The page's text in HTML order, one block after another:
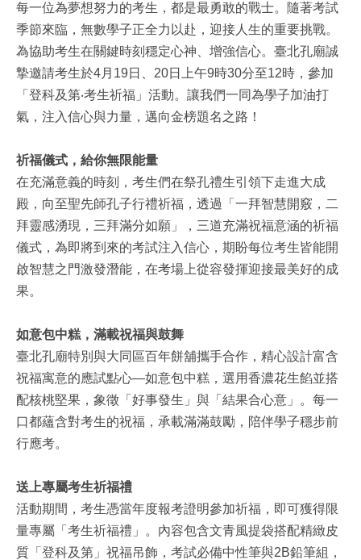
每一位為夢想努力的考生，都是最勇敢的戰士。隨著考試
季節來臨，無數學子正全力以赴，迎接人生的重要挑戰。
為協助考生在關鍵時刻穩定心神、增強信心。臺北孔廟誠
摯邀請考生於4月19日、20日上午9時30分至12時，參加
「登科及第‧考生祈福」活動。讓我們一同為學子加油打
氣，注入信心與力量，邁向金榜題名之路！
祈福儀式，給你無限能量
在充滿意義的時刻，考生們在祭孔禮生引領下走進大成
殿，向至聖先師孔子行禮祈福，透過「一拜智慧開竅，二
拜靈感湧現，三拜滿分如願」，三道充滿祝福意涵的祈福
儀式，為即將到來的考試注入信心，期盼每位考生皆能開
啟智慧之門激發潛能，在考場上從容發揮迎接最美好的成
果。
如意包中糕，滿載祝福與鼓舞
臺北孔廟特別與大同區百年餅舖攜手合作，精心設計富含
祝福寓意的應試點心—如意包中糕，選用香濃花生餡並搭
配核桃堅果，象徵「好事發生」與「結果合心意」。每一
口都蘊含對考生的祝福，承載滿滿鼓勵，陪伴學子穩步前
行應考。
送上專屬考生祈福禮
活動期間，考生憑當年度報考證明參加祈福，即可獲得限
量專屬「考生祈福禮」。內容包含文青風提袋搭配精緻皮
質「登科及第」祝福吊飾，考試必備中性筆與2B鉛筆組，